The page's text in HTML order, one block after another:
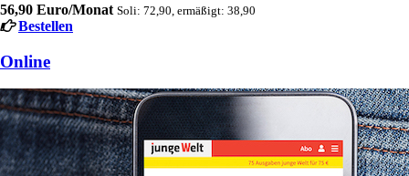
56,90 Euro/Monat Soli: 72,90, ermäßigt: 38,90
Bestellen
Online